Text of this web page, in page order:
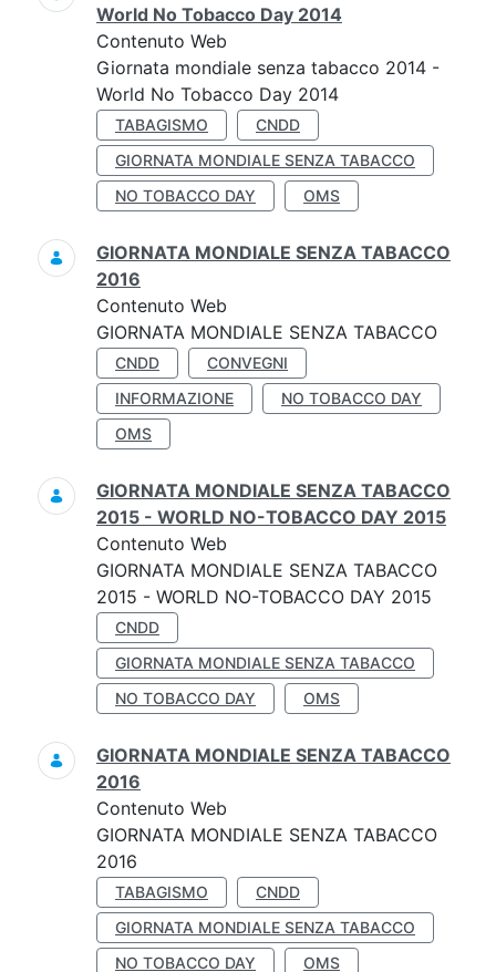
World No Tobacco Day 2014
Contenuto Web
Giornata mondiale senza tabacco 2014 -
World No Tobacco Day 2014
TABAGISMO
CNDD
GIORNATA MONDIALE SENZA TABACCO
NO TOBACCO DAY
OMS
GIORNATA MONDIALE SENZA TABACCO
2016
Contenuto Web
GIORNATA MONDIALE SENZA TABACCO
CNDD
CONVEGNI
INFORMAZIONE
NO TOBACCO DAY
OMS
GIORNATA MONDIALE SENZA TABACCO
2015 - WORLD NO-TOBACCO DAY 2015
Contenuto Web
GIORNATA MONDIALE SENZA TABACCO
2015 - WORLD NO-TOBACCO DAY 2015
CNDD
GIORNATA MONDIALE SENZA TABACCO
NO TOBACCO DAY
OMS
GIORNATA MONDIALE SENZA TABACCO
2016
Contenuto Web
GIORNATA MONDIALE SENZA TABACCO
2016
TABAGISMO
CNDD
GIORNATA MONDIALE SENZA TABACCO
NO TOBACCO DAY
OMS